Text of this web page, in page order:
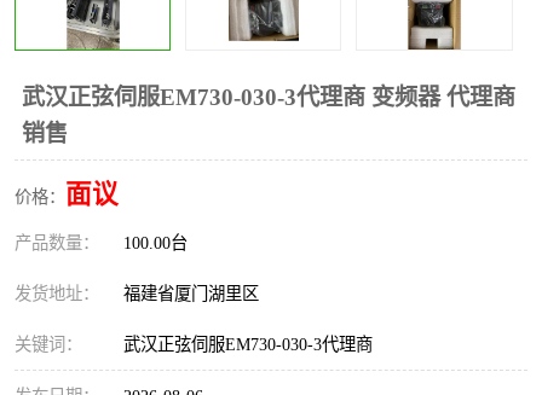
武汉正弦伺服EM730-030-3代理商 变频器 代理商
销售
价格： 面议
产品数量： 100.00台
发货地址： 福建省厦门湖里区
关键词： 武汉正弦伺服EM730-030-3代理商